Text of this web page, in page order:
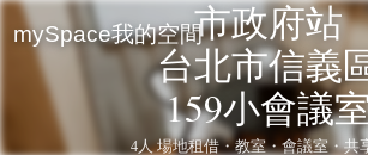
mySpace我的空間市政府站
台北市信義
159小會議
4人 場地租借・教室・會議室・共